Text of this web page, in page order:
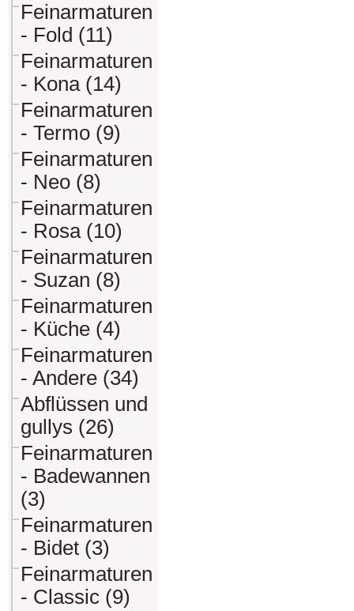
Feinarmaturen
- Fold (11)
Feinarmaturen
- Kona (14)
Feinarmaturen
- Termo (9)
Feinarmaturen
- Neo (8)
Feinarmaturen
- Rosa (10)
Feinarmaturen
- Suzan (8)
Feinarmaturen
- Küche (4)
Feinarmaturen
- Andere (34)
Abflüssen und
gullys (26)
Feinarmaturen
- Badewannen
(3)
Feinarmaturen
- Bidet (3)
Feinarmaturen
- Classic (9)